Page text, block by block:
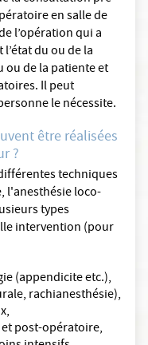
en salle de
l’opération qui a
du ou de la
ou de la patiente et
Il peut
le nécessite.
être réalisées
?
techniques
l'anesthésie loco-
types
intervention (pour
(appendicite etc.),
rachianesthésie),
post-opératoire,